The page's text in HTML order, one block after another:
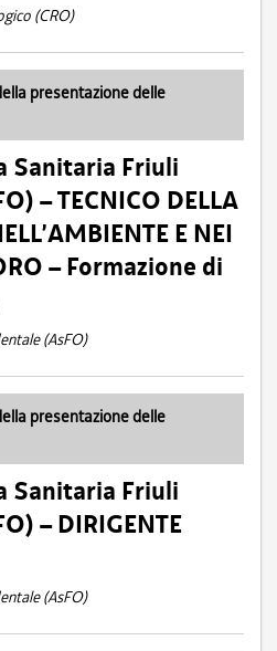
(CRO)
presentazione delle
Sanitaria Friuli
– TECNICO DELLA
E NEI
– Formazione di
(AsFO)
presentazione delle
Sanitaria Friuli
– DIRIGENTE
(AsFO)